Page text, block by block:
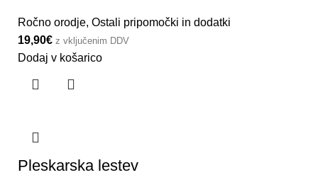
Ročno orodje, Ostali pripomočki in dodatki
19,90€ z vključenim DDV
Dodaj v košarico
Pleskarska lestev